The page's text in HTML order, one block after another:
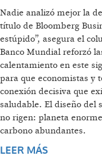
Nadie analizó mejor la
título de Bloomberg
estúpido”, asegura el
Banco Mundial reforzó
calentamiento en este
para que economistas y
conexión decisiva que
saludable. El diseño del
no rigen: planeta
carbono abundantes.
LEER MÁS